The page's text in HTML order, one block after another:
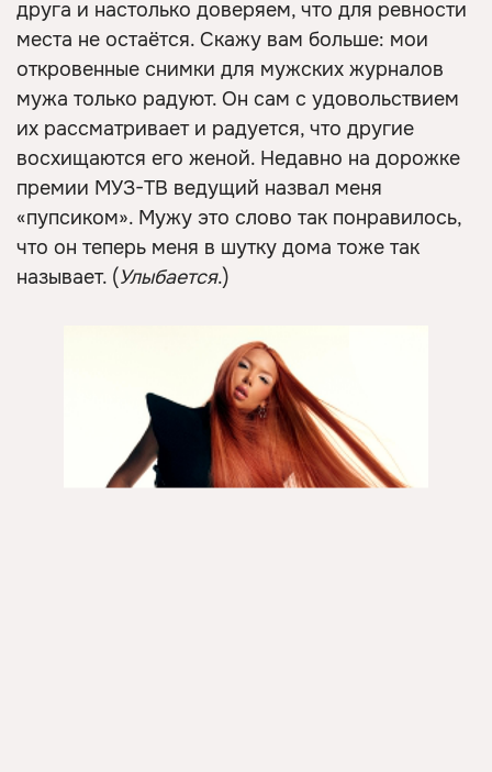
друга и настолько доверяем, что для ревности
места не остаётся. Скажу вам больше: мои
откровенные снимки для мужских журналов
мужа только радуют. Он сам с удовольствием
их рассматривает и радуется, что другие
восхищаются его женой. Недавно на дорожке
премии МУЗ-ТВ ведущий назвал меня
«пупсиком». Мужу это слово так понравилось,
что он теперь меня в шутку дома тоже так
называет. (Улыбается.)